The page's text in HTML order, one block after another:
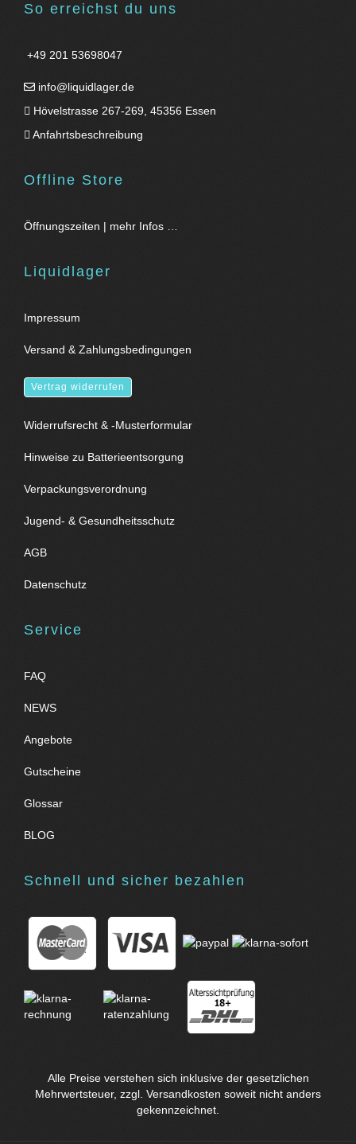
So erreichst du uns
+49 201 53698047
info@liquidlager.de
Hövelstrasse 267-269, 45356 Essen
Anfahrtsbeschreibung
Offline Store
Öffnungszeiten | mehr Infos …
Liquidlager
Impressum
Versand & Zahlungsbedingungen
Vertrag widerrufen
Widerrufsrecht & -Musterformular
Hinweise zu Batterieentsorgung
Verpackungsverordnung
Jugend- & Gesundheitsschutz
AGB
Datenschutz
Service
FAQ
NEWS
Angebote
Gutscheine
Glossar
BLOG
Schnell und sicher bezahlen
Alle Preise verstehen sich inklusive der gesetzlichen
Mehrwertsteuer, zzgl. Versandkosten soweit nicht anders
gekennzeichnet.